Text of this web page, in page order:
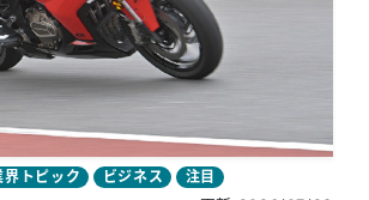
界トピック ビジネス
注目